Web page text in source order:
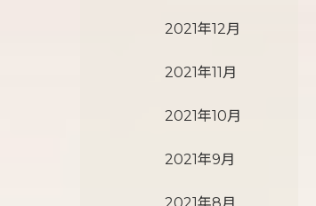
2021年12月
2021年11月
2021年10月
2021年9月